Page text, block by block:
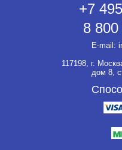
+7
8 800
E-mail:
117198, г.
дом 8,